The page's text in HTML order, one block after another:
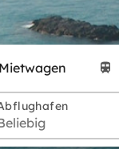
Mietwagen